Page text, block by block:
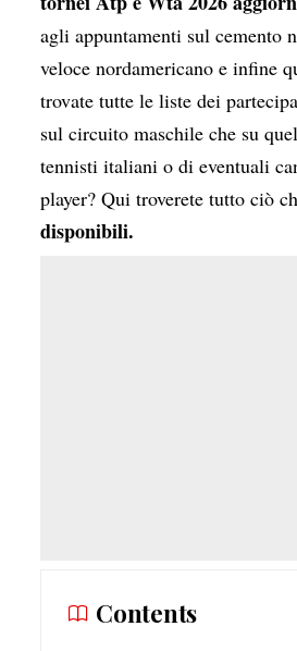
agli appuntamenti sul cemento
veloce nordamericano e infine
trovate tutte le liste dei
sul circuito maschile che su
tennisti italiani o di eventuali
player? Qui troverete tutto ciò
disponibili.
Contents